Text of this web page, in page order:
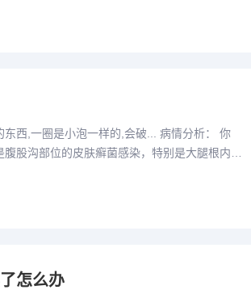
西,一圈是小泡一样的,会破... 病情分析： 你
股沟部位的皮肤癣菌感染，特别是大腿根内侧
怎么办